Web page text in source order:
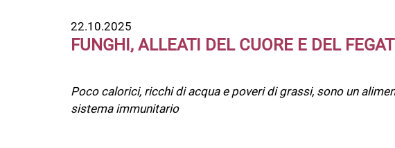
22.10.2025
FUNGHI, ALLEATI DEL CUORE E DEL
Poco calorici, ricchi di acqua e poveri di grassi, sono un
sistema immunitario